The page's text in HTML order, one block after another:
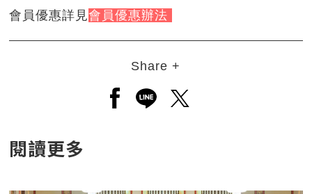
會員優惠詳見會員優惠辦法
Share +
另開新視窗分享至facebook
另開新視窗分享至line
另開新視窗分享至
閱讀更多